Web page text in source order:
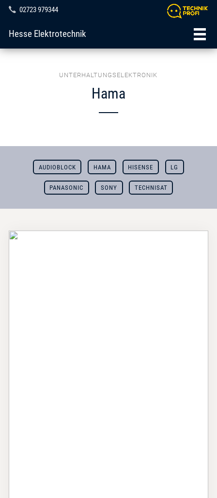
02723 979344
Hesse Elektrotechnik
UNTERHALTUNGSELEKTRONIK
Hama
AUDIOBLOCK HAMA HISENSE LG
PANASONIC SONY TECHNISAT